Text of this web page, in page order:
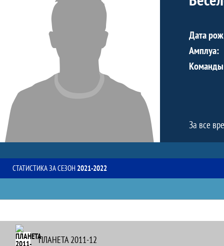
Дата
Амплуа:
За все
СТАТИСТИКА ЗА СЕЗОН 2021-2022
ПЛАНЕТА 2011-12